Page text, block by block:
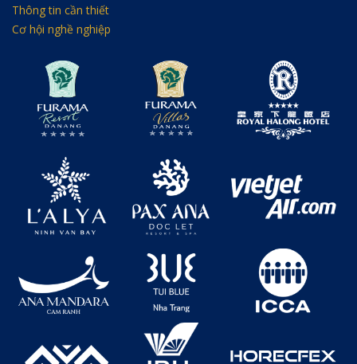
Thông tin cần thiết
Cơ hội nghề nghiệp